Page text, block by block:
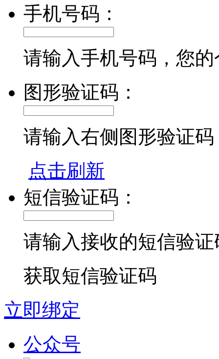
手机号码：
请输入手机号码，您
图形验证码：
请输入右侧图形验证码
点击刷新
短信验证码：
请输入接收的短信验证
获取短信验证码
立即绑定
公众号